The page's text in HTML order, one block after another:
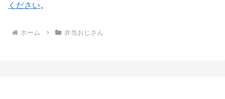
ください。
ホーム 弁当おじさん